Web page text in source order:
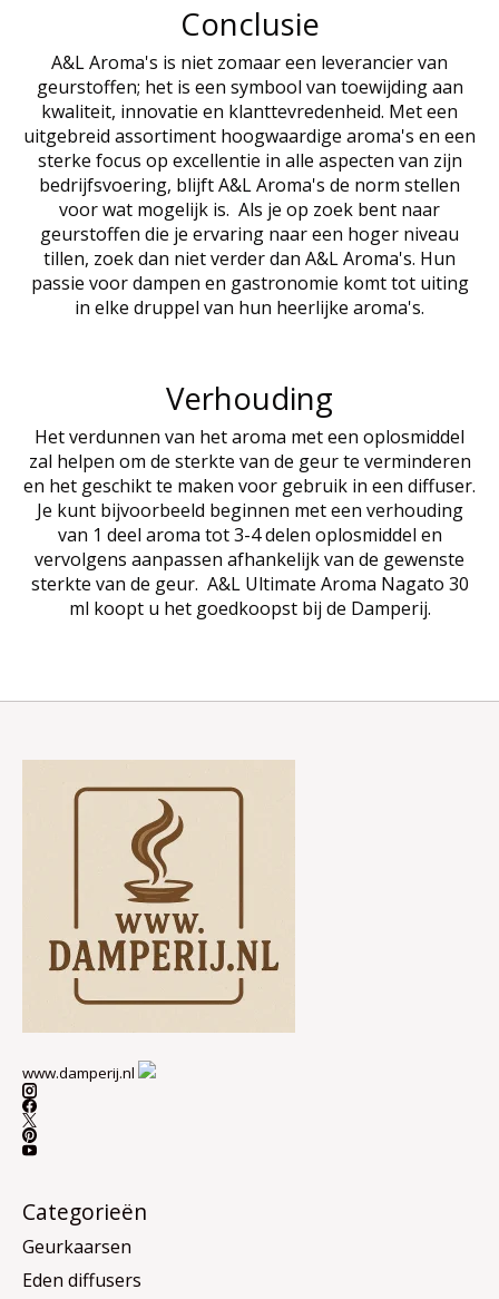
Conclusie
A&L Aroma's is niet zomaar een leverancier van
geurstoffen; het is een symbool van toewijding aan
kwaliteit, innovatie en klanttevredenheid. Met een
uitgebreid assortiment hoogwaardige aroma's en een
sterke focus op excellentie in alle aspecten van zijn
bedrijfsvoering, blijft A&L Aroma's de norm stellen
voor wat mogelijk is. Als je op zoek bent naar
geurstoffen die je ervaring naar een hoger niveau
tillen, zoek dan niet verder dan A&L Aroma's. Hun
passie voor dampen en gastronomie komt tot uiting
in elke druppel van hun heerlijke aroma's.
Verhouding
Het verdunnen van het aroma met een oplosmiddel
zal helpen om de sterkte van de geur te verminderen
en het geschikt te maken voor gebruik in een diffuser.
Je kunt bijvoorbeeld beginnen met een verhouding
van 1 deel aroma tot 3-4 delen oplosmiddel en
vervolgens aanpassen afhankelijk van de gewenste
sterkte van de geur. A&L Ultimate Aroma Nagato 30
ml koopt u het goedkoopst bij de Damperij.
www.damperij.nl
Categorieën
Geurkaarsen
Eden diffusers